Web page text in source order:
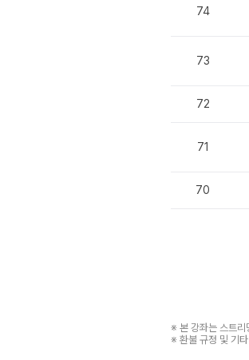
74
73
72
71
70
※ 본 강좌는 스트리
※ 환불 규정 및 기